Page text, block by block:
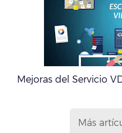
Mejoras del Servicio
Más